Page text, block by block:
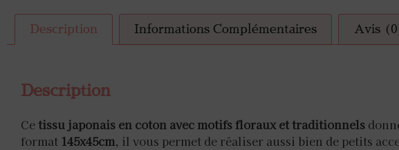
Description Informations Complémentaires Avis
Description
Cetissu japonais en coton avec motifs floraux et traditionnels
format 145x45cm, il vous permet de réaliser aussi bien de petits